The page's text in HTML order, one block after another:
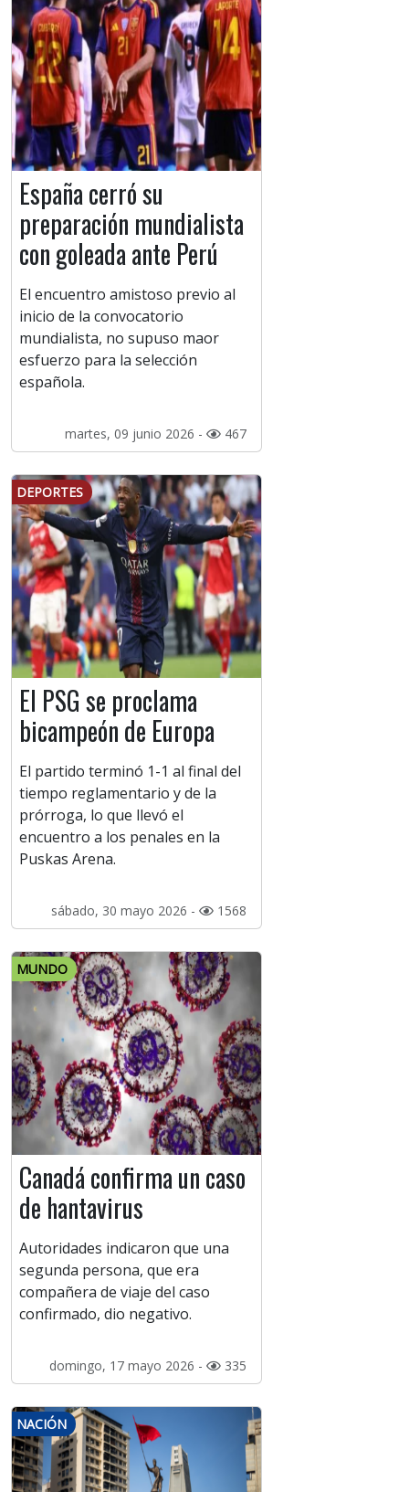
España cerró su
preparación mundialista
con goleada ante Perú
El encuentro amistoso previo al
inicio de la convocatorio
mundialista, no supuso maor
esfuerzo para la selección
española.
martes, 09 junio 2026 - 467
DEPORTES
El PSG se proclama
bicampeón de Europa
El partido terminó 1-1 al final del
tiempo reglamentario y de la
prórroga, lo que llevó el
encuentro a los penales en la
Puskas Arena.
sábado, 30 mayo 2026 - 1568
MUNDO
Canadá confirma un caso
de hantavirus
Autoridades indicaron que una
segunda persona, que era
compañera de viaje del caso
confirmado, dio negativo.
domingo, 17 mayo 2026 - 335
NACIÓN